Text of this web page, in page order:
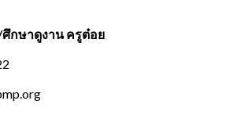
กษาดูงาน ครูต๋อย